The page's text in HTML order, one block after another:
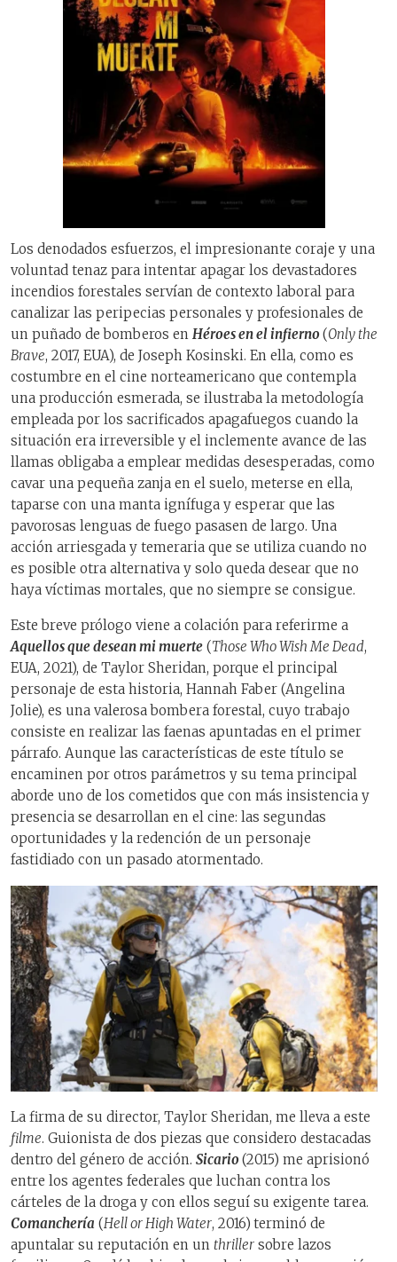
Los denodados esfuerzos, el impresionante coraje y una
voluntad tenaz para intentar apagar los devastadores
incendios forestales servían de contexto laboral para
canalizar las peripecias personales y profesionales de
un puñado de bomberos en Héroes en el infierno(Only the
Brave, 2017, EUA), de Joseph Kosinski. En ella, como es
costumbre en el cine norteamericano que contempla
una producción esmerada, se ilustraba la metodología
empleada por los sacrificados apagafuegos cuando la
situación era irreversible y el inclemente avance de las
llamas obligaba a emplear medidas desesperadas, como
cavar una pequeña zanja en el suelo, meterse en ella,
taparse con una manta ignífuga y esperar que las
pavorosas lenguas de fuego pasasen de largo. Una
acción arriesgada y temeraria que se utiliza cuando no
es posible otra alternativa y solo queda desear que no
haya víctimas mortales, que no siempre se consigue.
Este breve prólogo viene a colación para referirme a
Aquellos que desean mi muerte (Those Who Wish Me Dead,
EUA, 2021), de Taylor Sheridan, porque el principal
personaje de esta historia, Hannah Faber (Angelina
Jolie), es una valerosa bombera forestal, cuyo trabajo
consiste en realizar las faenas apuntadas en el primer
párrafo. Aunque las características de este título se
encaminen por otros parámetros y su tema principal
aborde uno de los cometidos que con más insistencia y
presencia se desarrollan en el cine: las segundas
oportunidades y la redención de un personaje
fastidiado con un pasado atormentado.
La firma de su director, Taylor Sheridan, me lleva a este
filme. Guionista de dos piezas que considero destacadas
dentro del género de acción. Sicario(2015) me aprisionó
entre los agentes federales que luchan contra los
cárteles de la droga y con ellos seguí su exigente tarea.
Comanchería (Hell or High Water, 2016) terminó de
apuntalar su reputación en un thriller sobre lazos